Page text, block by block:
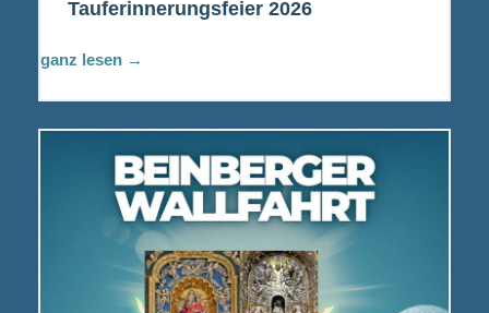
Tauferinnerungsfeier 2026
ganz lesen →